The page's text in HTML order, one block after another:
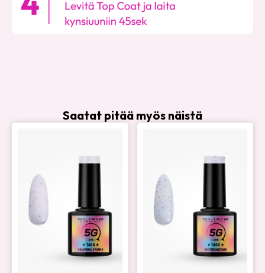
Saatat pitää myös näistä